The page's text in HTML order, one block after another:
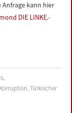
kann hier
DIE LINKE.-
,
Korruption, Türkischer